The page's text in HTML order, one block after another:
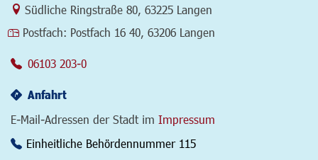
Link zur Google-Maps Navigation
Südliche Ringstraße 80, 63225 Langen
Postfach: Postfach 16 40, 63206 Langen
06103 203-0
Anfahrt
E-Mail-Adressen der Stadt im Impressum
Einheitliche Behördennummer 115